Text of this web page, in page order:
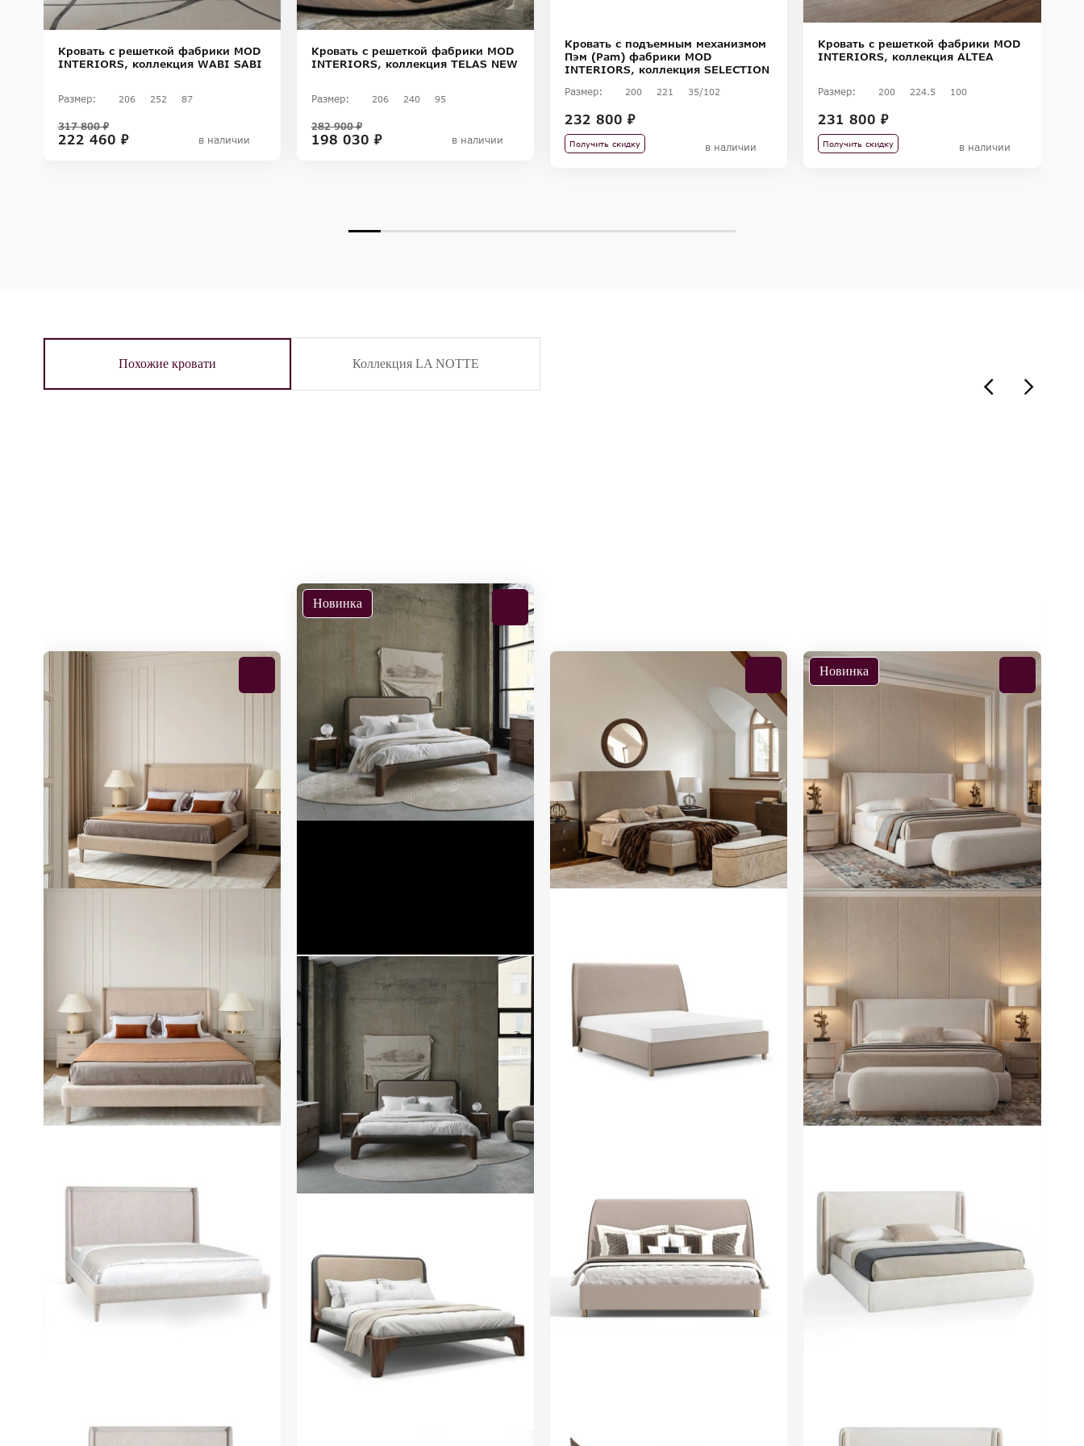
Кровать с решеткой фабрики MOD
INTERIORS, коллекция WABI SABI
Размер: 206 252 87
222 460 ₽
317 800 ₽
в наличии
Кровать с решеткой фабрики MOD
INTERIORS, коллекция TELAS NEW
Размер: 206 240 95
198 030 ₽
282 900 ₽
в наличии
Кровать с подъемным механизмом
Пэм (Pam) фабрики MOD
INTERIORS, коллекция SELECTION
Размер: 200 221 35/102
232 800 ₽
Получить скидку в наличии
Кровать с решеткой фабрики MOD
INTERIORS, коллекция ALTEA
Размер: 200 224.5 100
231 800 ₽
Получить скидку в наличии
Похожие кровати Коллекция LA NOTTE
Новинка
Новинка